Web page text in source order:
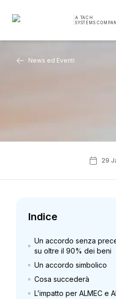
A TACH
SYSTEMS
News ed Eventi
29
Indice
Un accordo senza
su oltre il 90% dei beni
Un accordo simbolico
Cosa succederà
L’impatto per ALMEC e